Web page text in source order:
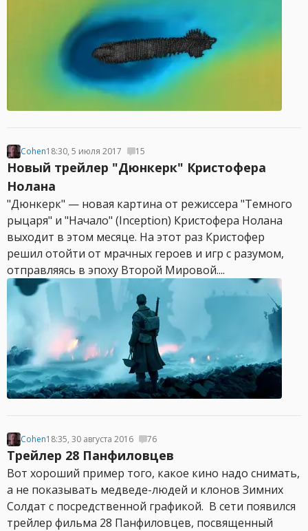
Cohen18:30, 5 июля 2017 15
Новый трейлер "Дюнкерк" Кристофера
Нолана
"Дюнкерк" — новая картина от режиссера "Темного
рыцаря" и "Начало" (Inception) Кристофера Нолана
выходит в этом месяце. На этот раз Кристофер
решил отойти от мрачных героев и игр с разумом,
отправляясь в эпоху Второй Мировой....
Cohen18:35, 30 августа 2016 76
Трейлер 28 Панфиловцев
Вот хороший пример того, какое кино надо снимать,
а не показывать медведе-людей и клонов Зимних
Солдат с посредственной графикой. В сети появился
трейлер фильма 28 Панфиловцев, посвященный